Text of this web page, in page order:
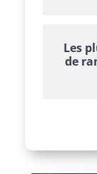
Les
de